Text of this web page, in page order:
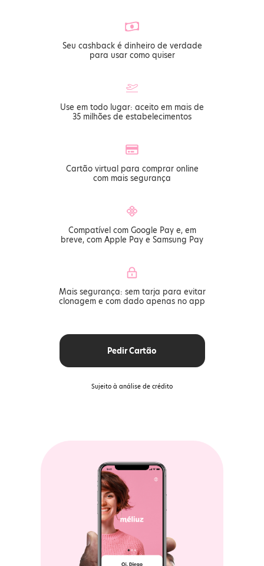
Seu cashback é dinheiro de verdade
para usar como quiser
Use em todo lugar: aceito em mais de
35 milhões de estabelecimentos
Cartão virtual para comprar online
com mais segurança
Compatível com Google Pay e, em
breve, com Apple Pay e Samsung Pay
Mais segurança: sem tarja para evitar
clonagem e com dado apenas no app
Pedir Cartão
Sujeito à análise de crédito